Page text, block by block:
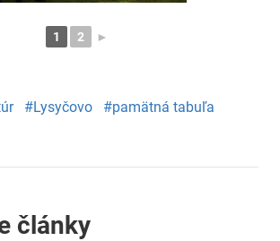
1 2 ►
Lysyčovo
pamätná tabuľa
články